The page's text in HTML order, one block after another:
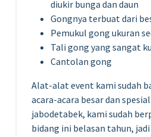
diukir bunga dan daun
Gongnya terbuat dari
Pemukul gong ukuran
Tali gong yang sangat
Cantolan gong
Alat-alat event kami sudah
acara-acara besar dan
jabodetabek, kami sudah
bidang ini belasan tahun,